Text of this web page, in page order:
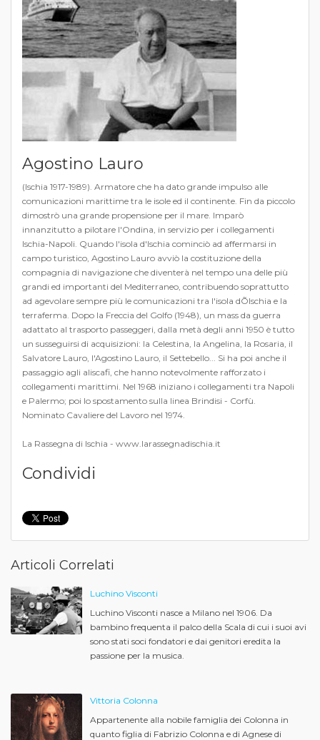
Agostino Lauro
(Ischia 1917-1989). Armatore che ha dato grande impulso alle
comunicazioni marittime tra le isole ed il continente. Fin da piccolo
dimostrò una grande propensione per il mare. Imparò
innanzitutto a pilotare l'Ondina, in servizio per i collegamenti
Ischia-Napoli. Quando l'isola d'Ischia cominciò ad affermarsi in
campo turistico, Agostino Lauro avviò la costituzione della
compagnia di navigazione che diventerà nel tempo una delle più
grandi ed importanti del Mediterraneo, contribuendo soprattutto
ad agevolare sempre più le comunicazioni tra l'isola dÕIschia e la
terraferma. Dopo la Freccia del Golfo (1948), un mass da guerra
adattato al trasporto passeggeri, dalla metà degli anni 1950 è tutto
un susseguirsi di acquisizioni: la Celestina, la Angelina, la Rosaria, il
Salvatore Lauro, l'Agostino Lauro, il Settebello... Si ha poi anche il
passaggio agli aliscafi, che hanno notevolmente rafforzato i
collegamenti marittimi. Nel 1968 iniziano i collegamenti tra Napoli
e Palermo; poi lo spostamento sulla linea Brindisi - Corfù.
Nominato Cavaliere del Lavoro nel 1974.
La Rassegna di Ischia - www.larassegnadischia.it
Condividi
Articoli Correlati
Luchino Visconti
Luchino Visconti nasce a Milano nel 1906. Da
bambino frequenta il palco della Scala di cui i suoi avi
sono stati soci fondatori e dai genitori eredita la
passione per la musica.
Vittoria Colonna
Appartenente alla nobile famiglia dei Colonna in
quanto figlia di Fabrizio Colonna e di Agnese di